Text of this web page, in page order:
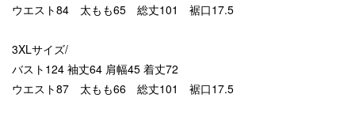
ウエスト84 太もも65 総丈101 裾口17.5
3XLサイズ/
バスト124 袖丈64 肩幅45 着丈72
ウエスト87 太もも66 総丈101 裾口17.5